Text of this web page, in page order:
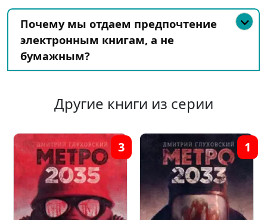
Почему мы отдаем предпочтение
электронным книгам, а не
бумажным?
Другие книги из серии
3 1